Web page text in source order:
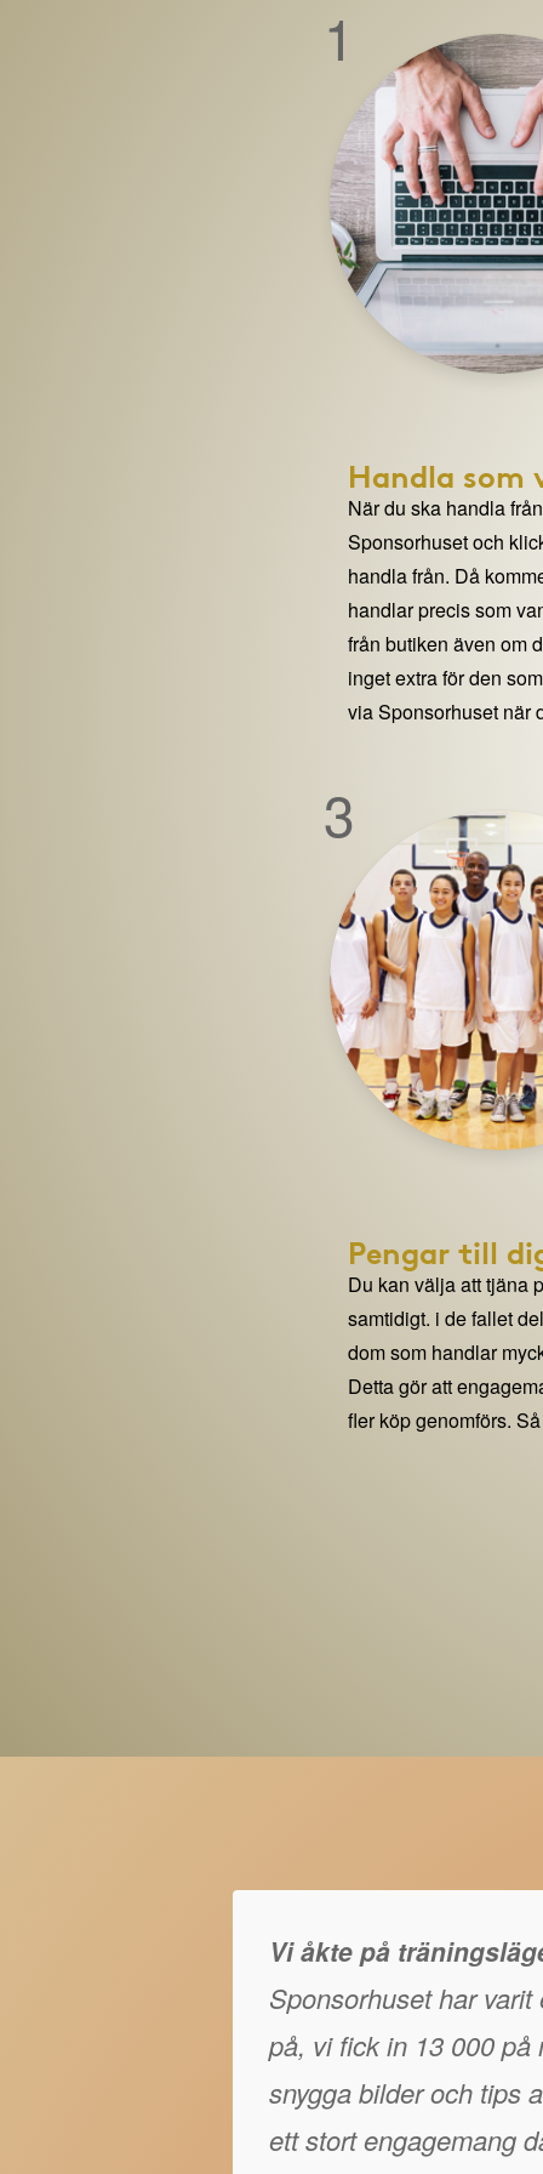
1
Handla som
När du ska handla
Sponsorhuset och
handla från. Då
handlar precis som
från butiken även om
inget extra för den
via Sponsorhuset när
3
Pengar till
Du kan välja att tjäna
samtidigt. i de fallet
dom som handlar
Detta gör att
fler köp genomförs.
Vi åkte på
Sponsorhuset har
på, vi fick in 13 000 på
snygga bilder och tips
ett stort engagemang